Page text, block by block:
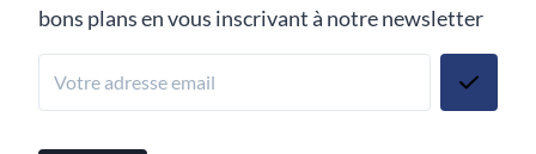
bons plans en vous inscrivant à notre newsletter